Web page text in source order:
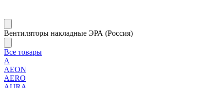
Вентиляторы накладные ЭРА (Россия)
Все товары
A
AEON
AERO